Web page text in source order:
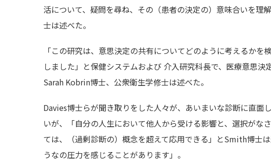
活について、疑問を尋ね、その（患者の決定の）意味合いを
士は述べた。
「この研究は、意思決定の共有についてどのように考えるか
しました」と保健システムおよび 介入研究科長で、医療意思決
Sarah Kobrin博士、公衆衛生学修士は述べた。
Davies博士らが聞き取りをした人々が、あいまいな診断に直面
いが、「自分の人生において他人から受ける影響と、選択がな
ては、（過剰診断の）概念を超えて応用できる」とSmith博士
うなの圧力を感じることがあります」。